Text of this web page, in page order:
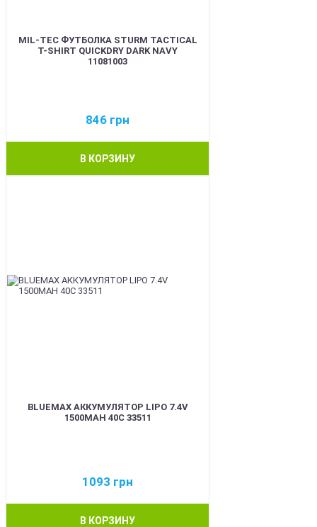
MIL-TEC ФУТБОЛКА STURM TACTICAL
T-SHIRT QUICKDRY DARK NAVY
11081003
846 грн
В КОРЗИНУ
BLUEMAX АККУМУЛЯТОР LIPO 7.4V
1500MAH 40C 33511
1093 грн
В КОРЗИНУ